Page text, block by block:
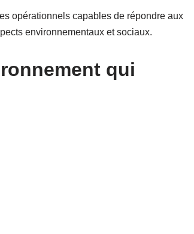
opérationnels capables de répondre aux
environnementaux et sociaux.
qui